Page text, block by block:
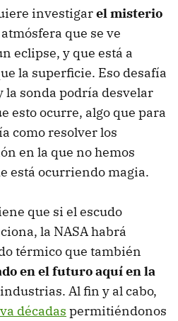
investigarel misterio
atmósfera que se ve
eclipse, y que está a
la superficie. Eso desafía
la sonda podría desvelar
esto ocurre, algo que para
como resolver los
en la que no hemos
está ocurriendo magia.
que si el escudo
la NASA habrá
térmico que también
en el futuro aquí en la
Al fin y al cabo,
décadas permitiéndonos